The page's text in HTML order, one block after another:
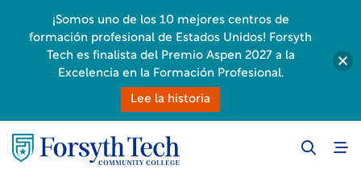
¡Somos uno de los 10 mejores centros de
formación profesional de Estados Unidos! Forsyth
Tech es finalista del Premio Aspen 2027 a la
Excelencia en la Formación Profesional.
Lee la historia